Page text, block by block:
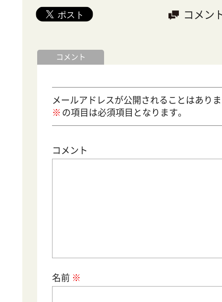
コメン
コメント
メールアドレスが公開されることはあり
の項目は必須項目となります。
コメント
名前